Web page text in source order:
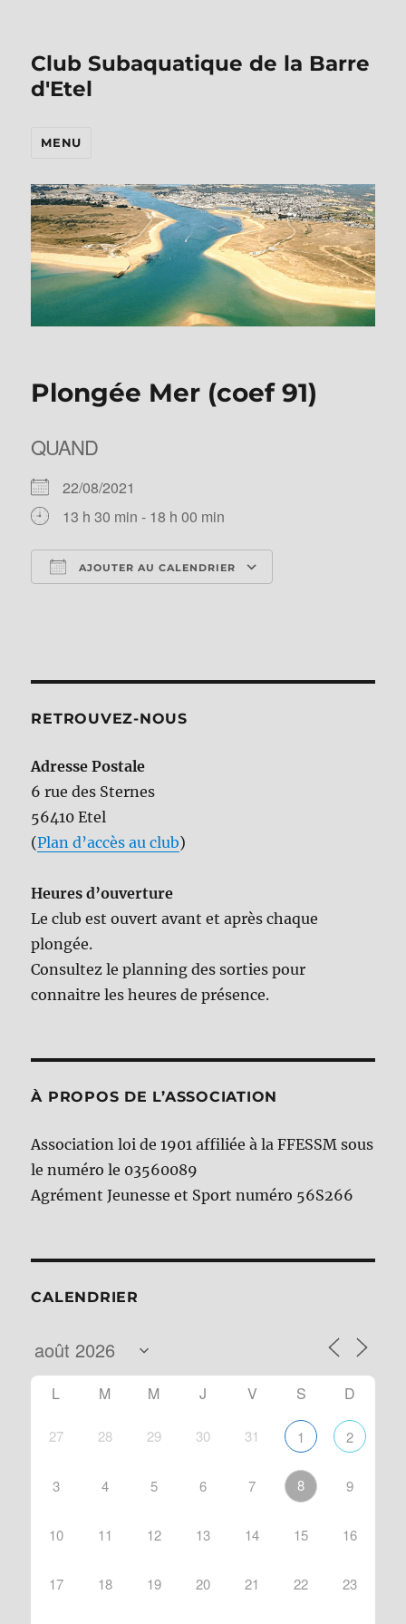
Club Subaquatique de la Barre
d'Etel
MENU
Plongée Mer (coef 91)
QUAND
22/08/2021
13 h 30 min - 18 h 00 min
AJOUTER AU CALENDRIER
RETROUVEZ-NOUS
Adresse Postale
6 rue des Sternes
56410 Etel
(Plan d’accès au club)
Heures d’ouverture
Le club est ouvert avant et après chaque
plongée.
Consultez le planning des sorties pour
connaitre les heures de présence.
À PROPOS DE L’ASSOCIATION
Association loi de 1901 affiliée à la FFESSM sous
le numéro le 03560089
Agrément Jeunesse et Sport numéro 56S266
CALENDRIER
L M M J V S D
27 28 29 30 31 1 2
3 4 5 6 7 8 9
10 11 12 13 14 15 16
17 18 19 20 21 22 23